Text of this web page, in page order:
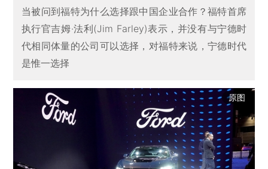
当被问到福特为什么选择跟中国企业合作？福特首席
执行官吉姆·法利(Jim Farley)表示，并没有与宁德时
代相同体量的公司可以选择，对福特来说，宁德时代
是惟一选择
原图